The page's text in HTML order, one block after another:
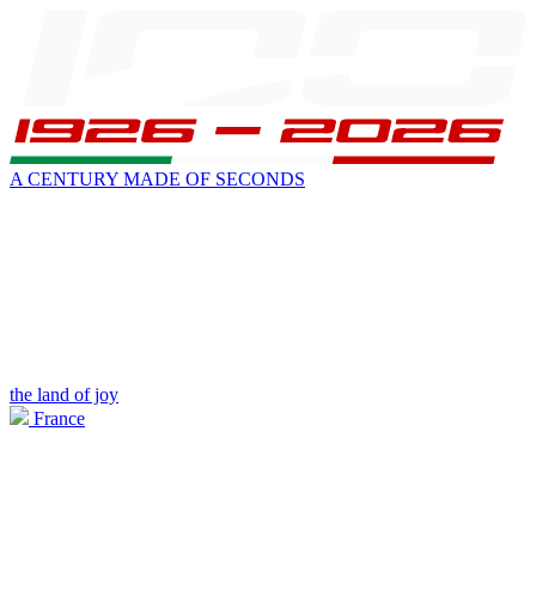
A CENTURY MADE OF SECONDS
the land of joy
France